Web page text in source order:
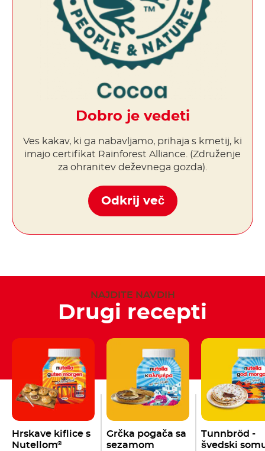
Dobro je vedeti
Ves kakav, ki ga nabavljamo, prihaja s kmetij, ki
imajo certifikat Rainforest Alliance. (Združenje
za ohranitev deževnega gozda).
Odkrij več
NAJDITE NAVDIH
Drugi recepti
Hrskave kiflice s
Nutellom®
Grčka pogača sa
sezamom
Tunnbröd -
švedski